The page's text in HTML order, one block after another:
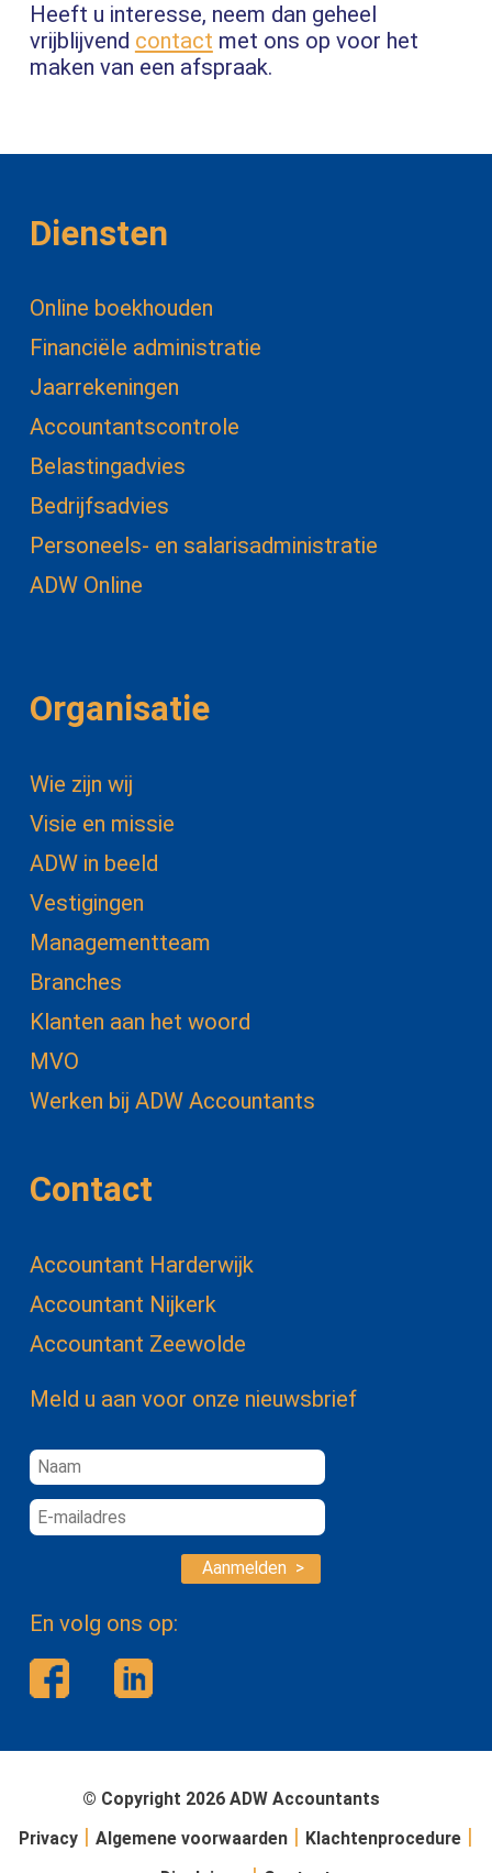
Heeft u interesse, neem dan geheel
vrijblijvend contact met ons op voor het
maken van een afspraak.
Diensten
Online boekhouden
Financiële administratie
Jaarrekeningen
Accountantscontrole
Belastingadvies
Bedrijfsadvies
Personeels- en salarisadministratie
ADW Online
Organisatie
Wie zijn wij
Visie en missie
ADW in beeld
Vestigingen
Managementteam
Branches
Klanten aan het woord
MVO
Werken bij ADW Accountants
Contact
Accountant Harderwijk
Accountant Nijkerk
Accountant Zeewolde
Meld u aan voor onze nieuwsbrief
Aanmelden >
En volg ons op:
© Copyright 2026 ADW Accountants
Privacy
Algemene voorwaarden Klachtenprocedure